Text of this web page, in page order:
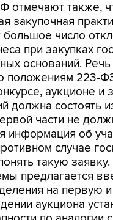
отмечают также,
закупочная
число
при закупках
оснований. Речь
положениям 223-
аукционе и
должна состоять
части не
информация об
случае
такую
предлагается
на первую
аукциона